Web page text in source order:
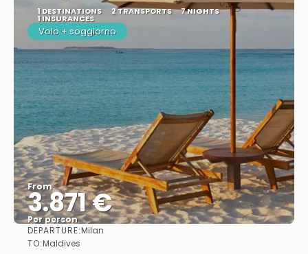
1 DESTINATIONS 2 TRANSPORTS 7 NIGHTS
1 INSURANCES
Volo + soggiorno
From
3.871 €
Per person
DEPARTURE:Milan
TO:Maldives